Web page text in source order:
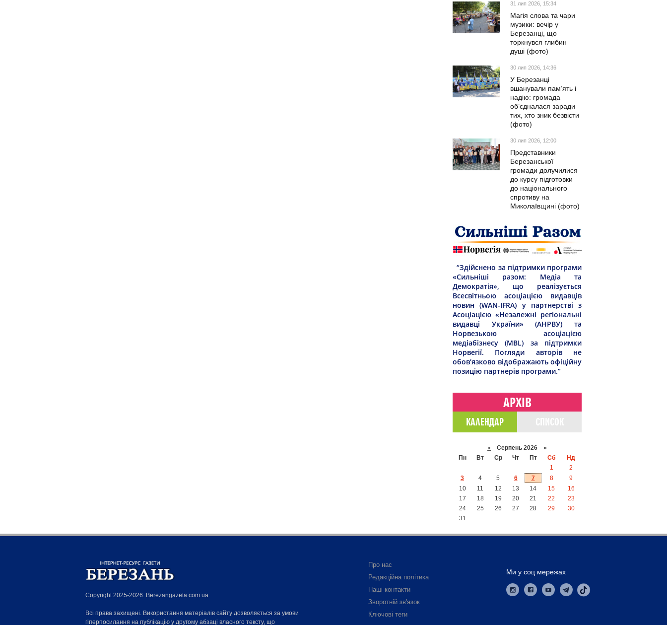
31 лип 2026, 15:34
Магія слова та чари
музики: вечір у
Березанці, що
торкнувся глибин
душі (фото)
30 лип 2026, 14:36
У Березанці
вшанували пам’ять і
надію: громада
об’єдналася заради
тих, хто зник безвісти
(фото)
30 лип 2026, 12:00
Представники
Березанської
громади долучилися
до курсу підготовки
до національного
спротиву на
Миколаївщині (фото)
“Здійснено за підтримки програми
«Сильніші разом: Медіа та
Демократія», що реалізується
Всесвітньою асоціацією видавців
новин (WAN-IFRA) у партнерстві з
Асоціацією «Незалежні регіональні
видавці України» (АНРВУ) та
Норвезькою асоціацією
медіабізнесу (MBL) за підтримки
Норвегії. Погляди авторів не
обов’язково відображають офіційну
позицію партнерів програми.”
АРХІВ
КАЛЕНДАР
« Серпень 2026 »
Пн
Вт Ср Чт Пт Сб
Нд
1
2
3
4 5 6 7 8
9
10
11 12 13 14 15
16
17
18 19 20 21 22
23
24
25 26 27 28 29
30
31
Copyright 2025-2026. Berezangazeta.com.ua
Всі права захищені. Використання матеріалів сайту дозволяється за умови
гіперпосилання на публікацію у другому абзаці власного тексту, що
Про нас
Редакційна політика
Наші контакти
Зворотній зв'язок
Ключові теги
Ми у соц мережах